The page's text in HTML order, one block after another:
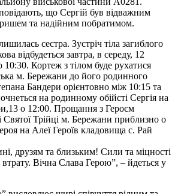
що Сергій був відважним
та надійним побратимом.
сестра. Зустріч тіла загиблого
відбудеться завтра, в середу, 12
10:30. Кортеж з тілом буде рухатися
м. Бережани до його родинного
Бандери орієнтовно між 10:15 та
на родинному обійсті Сергія на
о 12:00. Прощання з Героєм
Святої Трійці м. Бережани приблизно о
на Алеї Героїв кладовища с. Рай
друзям та близьким! Сили та міцності
Вічна Слава Герою”, – йдеться у